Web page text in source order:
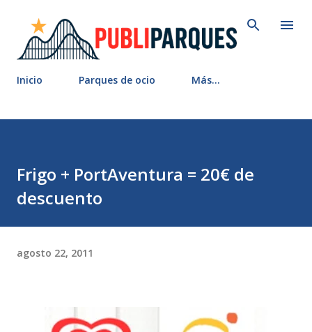
Inicio Parques de ocio Más…
Frigo + PortAventura = 20€ de
descuento
agosto 22, 2011